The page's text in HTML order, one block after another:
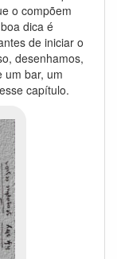
o compõem
dica é
de iniciar o
desenhamos,
um bar, um
capítulo.